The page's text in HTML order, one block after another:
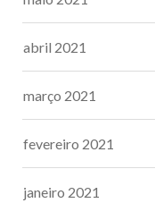
abril 2021
março 2021
fevereiro 2021
janeiro 2021